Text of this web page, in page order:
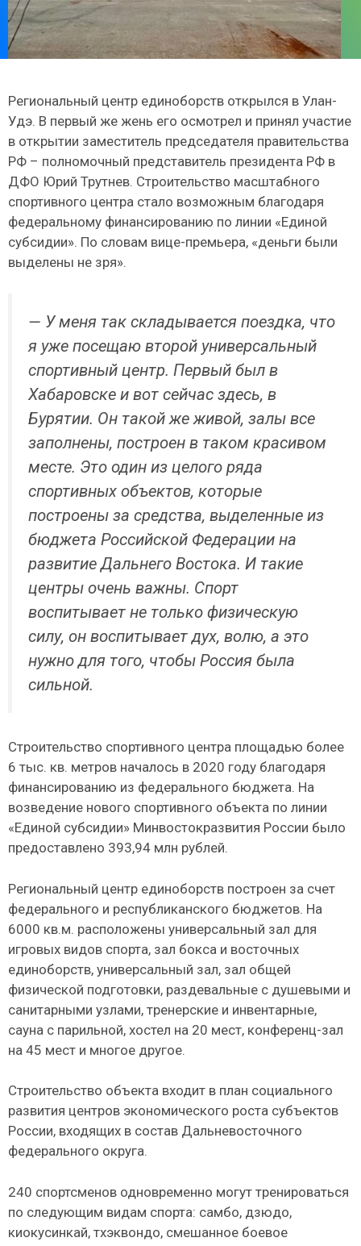
Региональный центр единоборств открылся в Улан-
Удэ. В первый же жень его осмотрел и принял участие
в открытии заместитель председателя правительства
РФ – полномочный представитель президента РФ в
ДФО Юрий Трутнев. Строительство масштабного
спортивного центра стало возможным благодаря
федеральному финансированию по линии «Единой
субсидии». По словам вице-премьера, «деньги были
выделены не зря».
— У меня так складывается поездка, что
я уже посещаю второй универсальный
спортивный центр. Первый был в
Хабаровске и вот сейчас здесь, в
Бурятии. Он такой же живой, залы все
заполнены, построен в таком красивом
месте. Это один из целого ряда
спортивных объектов, которые
построены за средства, выделенные из
бюджета Российской Федерации на
развитие Дальнего Востока. И такие
центры очень важны. Спорт
воспитывает не только физическую
силу, он воспитывает дух, волю, а это
нужно для того, чтобы Россия была
сильной.
Строительство спортивного центра площадью более
6 тыс. кв. метров началось в 2020 году благодаря
финансированию из федерального бюджета. На
возведение нового спортивного объекта по линии
«Единой субсидии» Минвостокразвития России было
предоставлено 393,94 млн рублей.
Региональный центр единоборств построен за счет
федерального и республиканского бюджетов. На
6000 кв.м. расположены универсальный зал для
игровых видов спорта, зал бокса и восточных
единоборств, универсальный зал, зал общей
физической подготовки, раздевальные с душевыми и
санитарными узлами, тренерские и инвентарные,
сауна с парильной, хостел на 20 мест, конференц-зал
на 45 мест и многое другое.
Строительство объекта входит в план социального
развития центров экономического роста субъектов
России, входящих в состав Дальневосточного
федерального округа.
240 спортсменов одновременно могут тренироваться
по следующим видам спорта: самбо, дзюдо,
киокусинкай, тхэквондо, смешанное боевое